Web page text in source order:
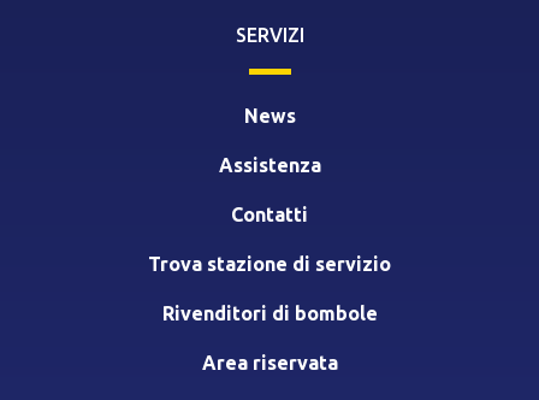
SERVIZI
News
Assistenza
Contatti
Trova stazione di servizio
Rivenditori di bombole
Area riservata